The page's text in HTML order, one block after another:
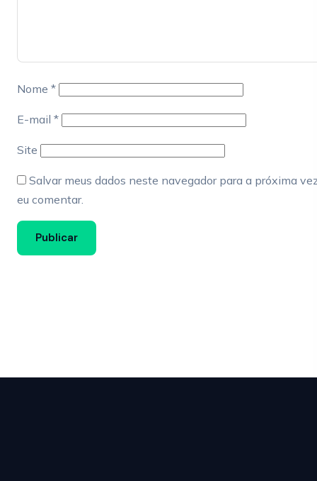
Nome *
E-mail *
Site
Salvar meus dados neste navegador para a próxima
eu comentar.